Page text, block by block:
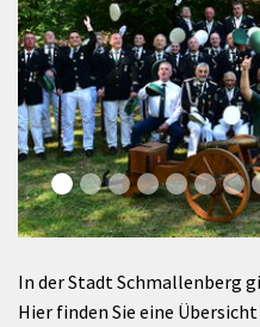
In der Stadt Schmallenberg
Hier finden Sie eine